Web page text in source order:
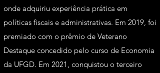
onde adquiriu experiência prática em
políticas fiscais e administrativas. Em 2019, foi
premiado com o prêmio de Veterano
Destaque concedido pelo curso de Economia
da UFGD. Em 2021, conquistou o terceiro